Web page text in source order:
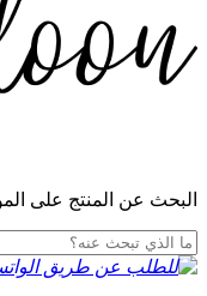
البحث عن المنتج على